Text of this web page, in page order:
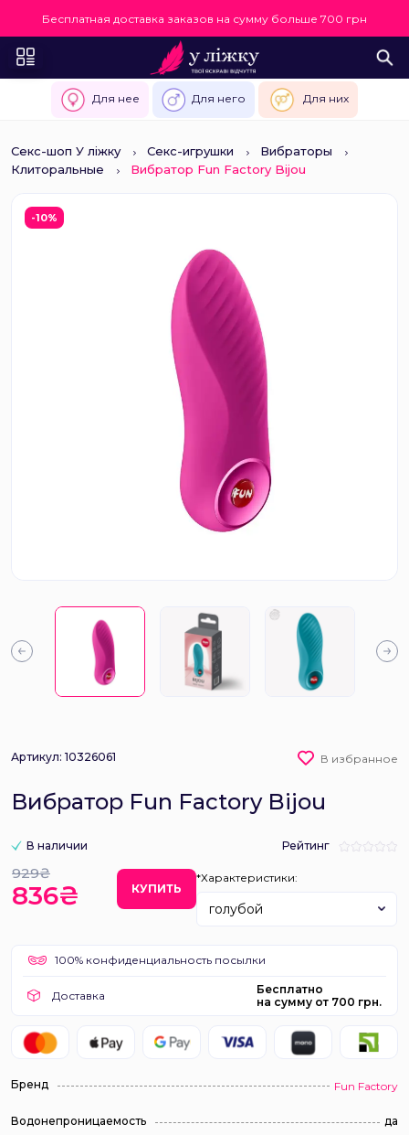
Бесплатная доставка заказов на сумму больше 700 грн
Для нее Для него Для них
Секс-шоп У ліжку Секс-игрушки
Вибраторы
Клиторальные
Вибратор Fun Factory Bijou
-10%
Артикул: 10326061 В избранное
Вибратор Fun Factory Bijou
В наличии Рейтинг
929₴
836₴ КУПИТЬ
*Характеристики:
голубой
100% конфиденциальность посылки
Доставка
Бесплатно
на сумму от 700 грн.
Бренд Fun Factory
Водонепроницаемость да